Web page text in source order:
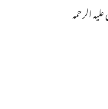
الرحمہ